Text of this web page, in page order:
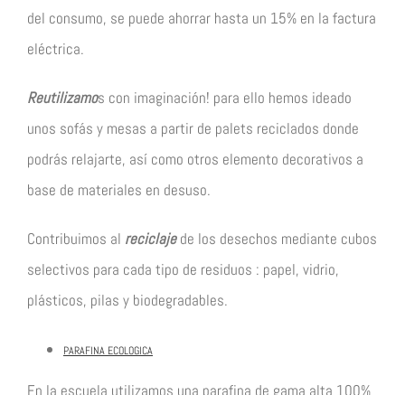
del consumo, se puede ahorrar hasta un 15% en la factura
eléctrica.
Reutilizamos con imaginación! para ello hemos ideado
unos sofás y mesas a partir de palets reciclados donde
podrás relajarte, así como otros elemento decorativos a
base de materiales en desuso.
Contribuimos al reciclajede los desechos mediante cubos
selectivos para cada tipo de residuos : papel, vidrio,
plásticos, pilas y biodegradables.
PARAFINA ECOLOGICA
En la escuela utilizamos una parafina de gama alta 100%